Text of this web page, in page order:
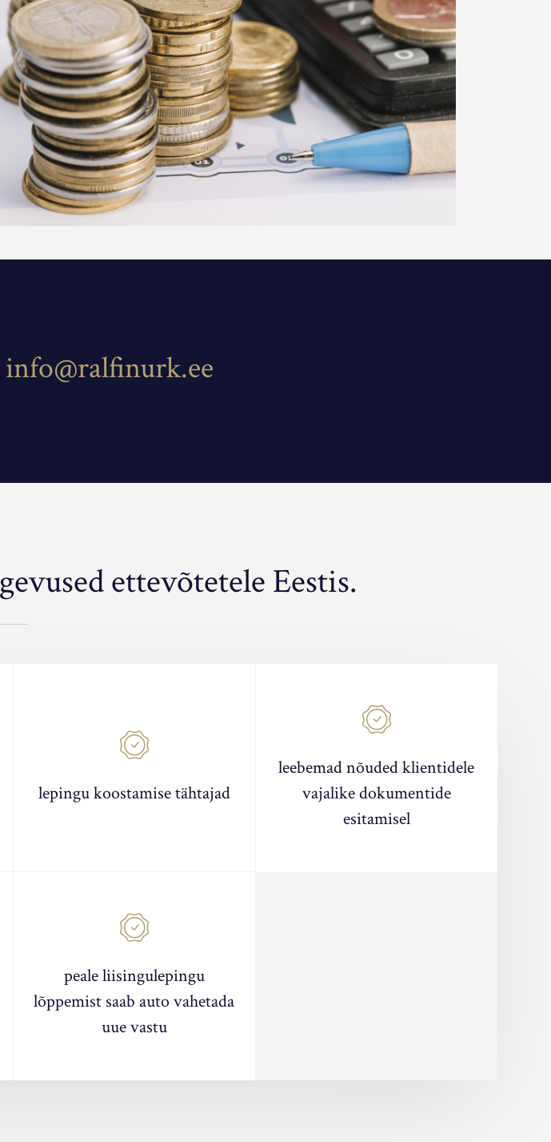
info@ralfinurk.ee
ettevõtetele Eestis.
lepingu koostamise tähtajad
leebemad nõuded klientidele
vajalike dokumentide
esitamisel
peale liisingulepingu
lõppemist saab auto vahetada
uue vastu